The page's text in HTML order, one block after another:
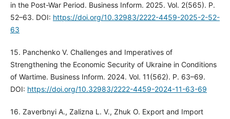
in the Post-War Period. Business Inform. 2025. Vol. 2(565). P.
52–63. DOI: https://doi.org/10.32983/2222-4459-2025-2-52-
63
15. Panchenko V. Challenges and Imperatives of
Strengthening the Economic Security of Ukraine in Conditions
of Wartime. Business Inform. 2024. Vol. 11(562). P. 63–69.
DOI: https://doi.org/10.32983/2222-4459-2024-11-63-69
16. Zaverbnyi A., Zalizna L. V., Zhuk O. Export and Import